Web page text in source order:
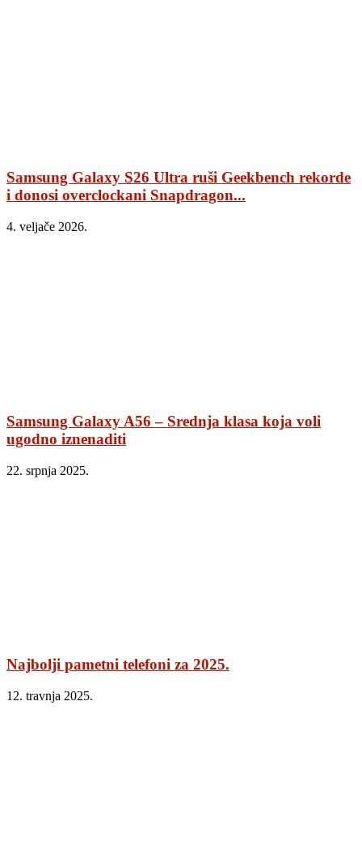
Samsung Galaxy S26 Ultra ruši Geekbench rekorde
i donosi overclockani Snapdragon...
4. veljače 2026.
Samsung Galaxy A56 – Srednja klasa koja voli
ugodno iznenaditi
22. srpnja 2025.
Najbolji pametni telefoni za 2025.
12. travnja 2025.